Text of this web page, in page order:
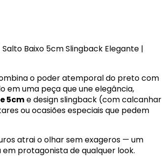
Baixo 5cm Slingback Elegante |
o poder atemporal do preto com
em uma peça que une elegância,
5cme design slingback (com calcanhar
ou ocasiões especiais que pedem
atrai o olhar sem exageros — um
protagonista de qualquer look.